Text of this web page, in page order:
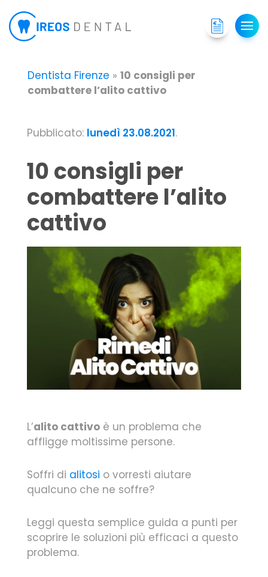
Dentista Firenze » 10 consigli per
combattere l’alito cattivo
Pubblicato: lunedì 23.08.2021.
10 consigli per
combattere l’alito
cattivo
L’alito cattivo è un problema che
affligge moltissime persone.
Soffri di alitosi o vorresti aiutare
qualcuno che ne soffre?
Leggi questa semplice guida a punti per
scoprire le soluzioni più efficaci a questo
problema.